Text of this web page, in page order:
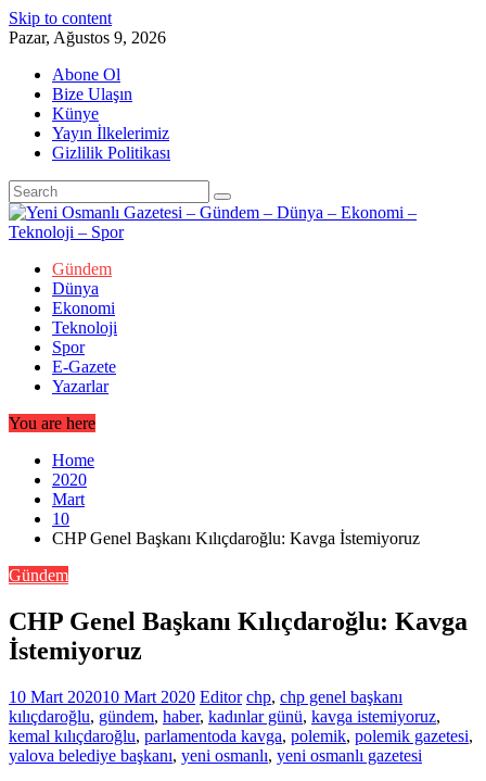
Skip to content
Pazar, Ağustos 9, 2026
Abone Ol
Bize Ulaşın
Künye
Yayın İlkelerimiz
Gizlilik Politikası
Gündem
Dünya
Ekonomi
Teknoloji
Spor
E-Gazete
Yazarlar
You are here
Home
2020
Mart
10
CHP Genel Başkanı Kılıçdaroğlu: Kavga İstemiyoruz
Gündem
CHP Genel Başkanı Kılıçdaroğlu: Kavga
İstemiyoruz
10 Mart 202010 Mart 2020 Editor chp, chp genel başkanı
kılıçdaroğlu, gündem, haber, kadınlar günü, kavga istemiyoruz,
kemal kılıçdaroğlu, parlamentoda kavga, polemik, polemik gazetesi,
yalova belediye başkanı, yeni osmanlı, yeni osmanlı gazetesi